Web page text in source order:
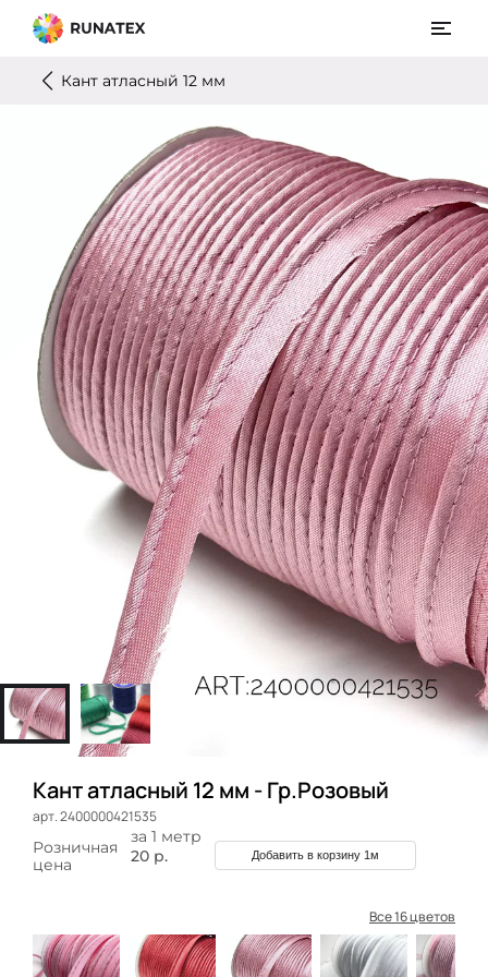
Кант атласный 12 мм
Кант атласный 12 мм - Гр.Розовый
арт. 2400000421535
за 1 метр
Розничная
цена
20 р. Добавить в корзину 1м
Все 16 цветов